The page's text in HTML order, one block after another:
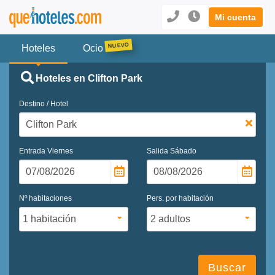
Mi cuenta
Hoteles Ocio
Hoteles en Clifton Park
Destino / Hotel
Entrada Viernes Salida Sábado
Nº habitaciones Pers. por habitación
Buscar